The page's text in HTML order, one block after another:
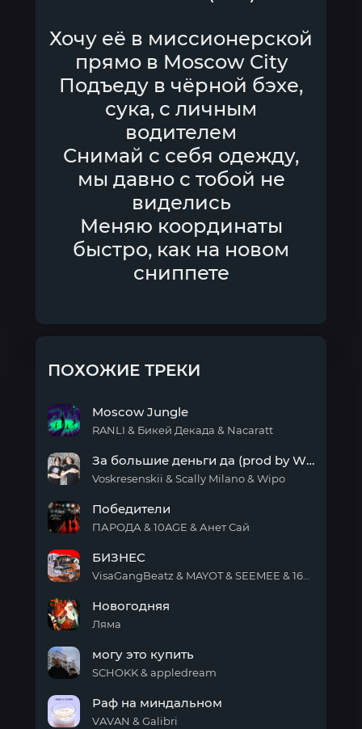
Хочу её в миссионерской
прямо в Moscow City
Подъеду в чёрной бэхе,
сука, с личным
водителем
Снимай с себя одежду,
мы давно с тобой не
виделись
Меняю координаты
быстро, как на новом
сниппете
ПОХОЖИЕ ТРЕКИ
Jungle
Moscow Jungle
RANLI & Бикей Декада & Nacaratt
большие
деньги
(prod
by
За большие деньги да (prod by Wipo)
Voskresenskii & Scally Milano & Wipo
Победители
ПАРОДА & 10AGE & Анет Сай
БИЗНЕС
Новогодняя
Ляма
это
купить
могу это купить
SCHOKK & appledream
Раф на миндальном
VAVAN & Galibri